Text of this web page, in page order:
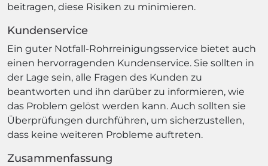
beitragen, diese Risiken zu minimieren.
Kundenservice
Ein guter Notfall-Rohrreinigungsservice bietet auch
einen hervorragenden Kundenservice. Sie sollten in
der Lage sein, alle Fragen des Kunden zu
beantworten und ihn darüber zu informieren, wie
das Problem gelöst werden kann. Auch sollten sie
Überprüfungen durchführen, um sicherzustellen,
dass keine weiteren Probleme auftreten.
Zusammenfassung